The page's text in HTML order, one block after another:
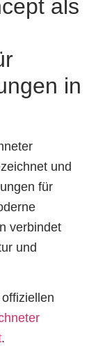
als
in
und
für
verbindet
und
.